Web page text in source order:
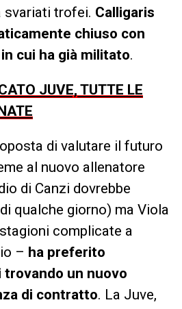
svariati trofei. Calligaris
chiuso con
cui ha già militato.
JUVE, TUTTE LE
di valutare il futuro
al nuovo allenatore
di Canzi dovrebbe
qualche giorno) ma Viola
complicate a
– ha preferito
un nuovo
di contratto. La Juve,